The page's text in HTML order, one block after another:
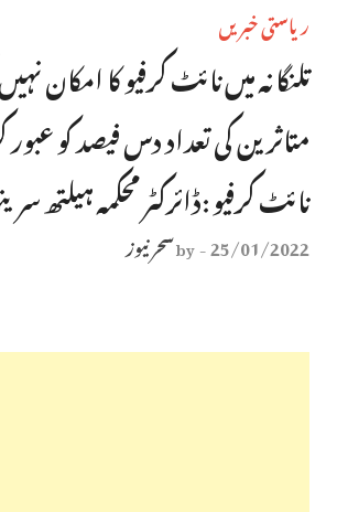
ریاستی خبریں
تلنگانہ میں نائٹ کرفیو کا امکان
متاثرین کی تعداد دس فیصد کو
نائٹ کرفیو :ڈائرکٹر محکمہ ہیلتھ
25/01/2022
-
byسحر نیوز